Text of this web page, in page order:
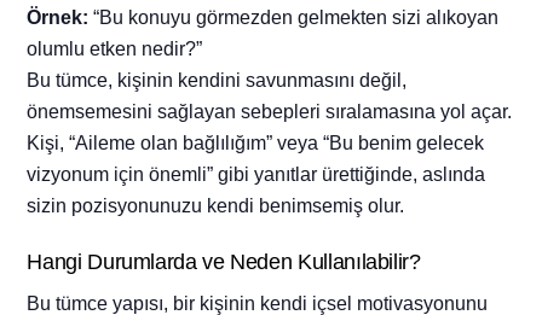
Örnek: “Bu konuyu görmezden gelmekten sizi alıkoyan
olumlu etken nedir?”
Bu tümce, kişinin kendini savunmasını değil,
önemsemesini sağlayan sebepleri sıralamasına yol açar.
Kişi, “Aileme olan bağlılığım” veya “Bu benim gelecek
vizyonum için önemli” gibi yanıtlar ürettiğinde, aslında
sizin pozisyonunuzu kendi benimsemiş olur.
Hangi Durumlarda ve Neden Kullanılabilir?
Bu tümce yapısı, bir kişinin kendi içsel motivasyonunu